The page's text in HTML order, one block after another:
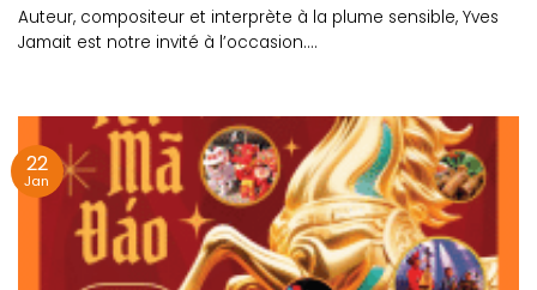
Auteur, compositeur et interprète à la plume sensible, Yves
Jamait est notre invité à l’occasion....
22
Jan